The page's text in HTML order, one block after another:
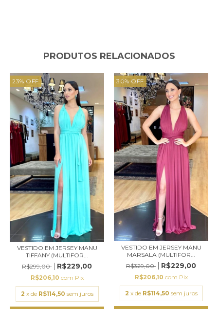
PRODUTOS RELACIONADOS
23% OFF
VESTIDO EM JERSEY MANU
TIFFANY (MULTIFOR...
R$299,00
R$229,00
R$206,10 com Pix
2 x de R$114,50 sem juros
30% OFF
VESTIDO EM JERSEY MANU
MARSALA (MULTIFOR...
R$329,00
R$229,00
R$206,10 com Pix
2 x de R$114,50 sem juros